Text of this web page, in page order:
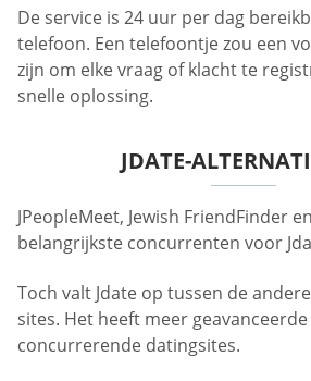
De service is 24 uur per dag
telefoon. Een telefoontje zou een
zijn om elke vraag of klacht te
snelle oplossing.
JDATE-
JPeopleMeet, Jewish FriendFinder
belangrijkste concurrenten voor
Toch valt Jdate op tussen de
sites. Het heeft meer
concurrerende datingsites.